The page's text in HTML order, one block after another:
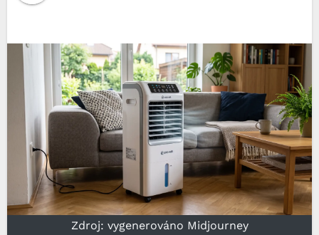
Zdroj: vygenerováno Midjourney